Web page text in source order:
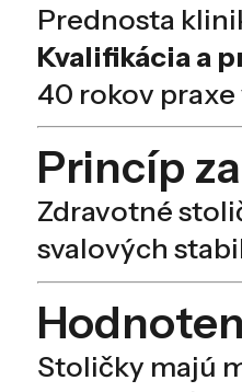
Prednosta
Kvalifikácia a
40 rokov
Princíp
Zdravotné
svalových
Stoličky majú